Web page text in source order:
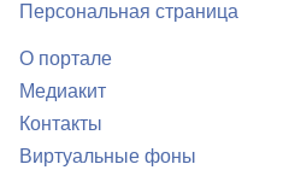
Персональная страница
О портале
Медиакит
Контакты
Виртуальные фоны